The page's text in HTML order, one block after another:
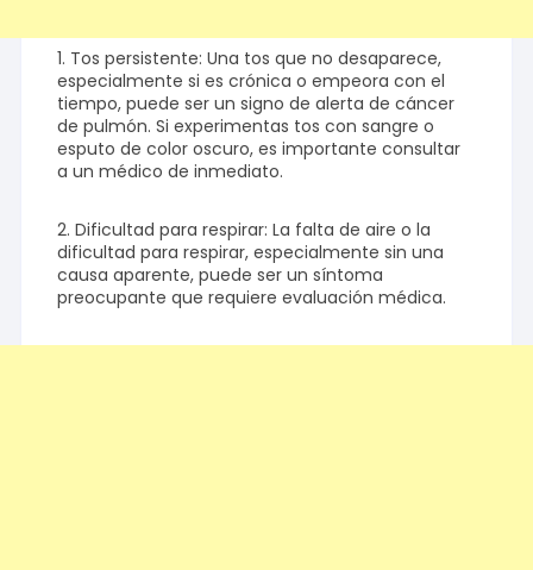
1. Tos persistente: Una tos que no desaparece,
especialmente si es crónica o empeora con el
tiempo, puede ser un signo de alerta de cáncer
de pulmón. Si experimentas tos con sangre o
esputo de color oscuro, es importante consultar
a un médico de inmediato.
2. Dificultad para respirar: La falta de aire o la
dificultad para respirar, especialmente sin una
causa aparente, puede ser un síntoma
preocupante que requiere evaluación médica.